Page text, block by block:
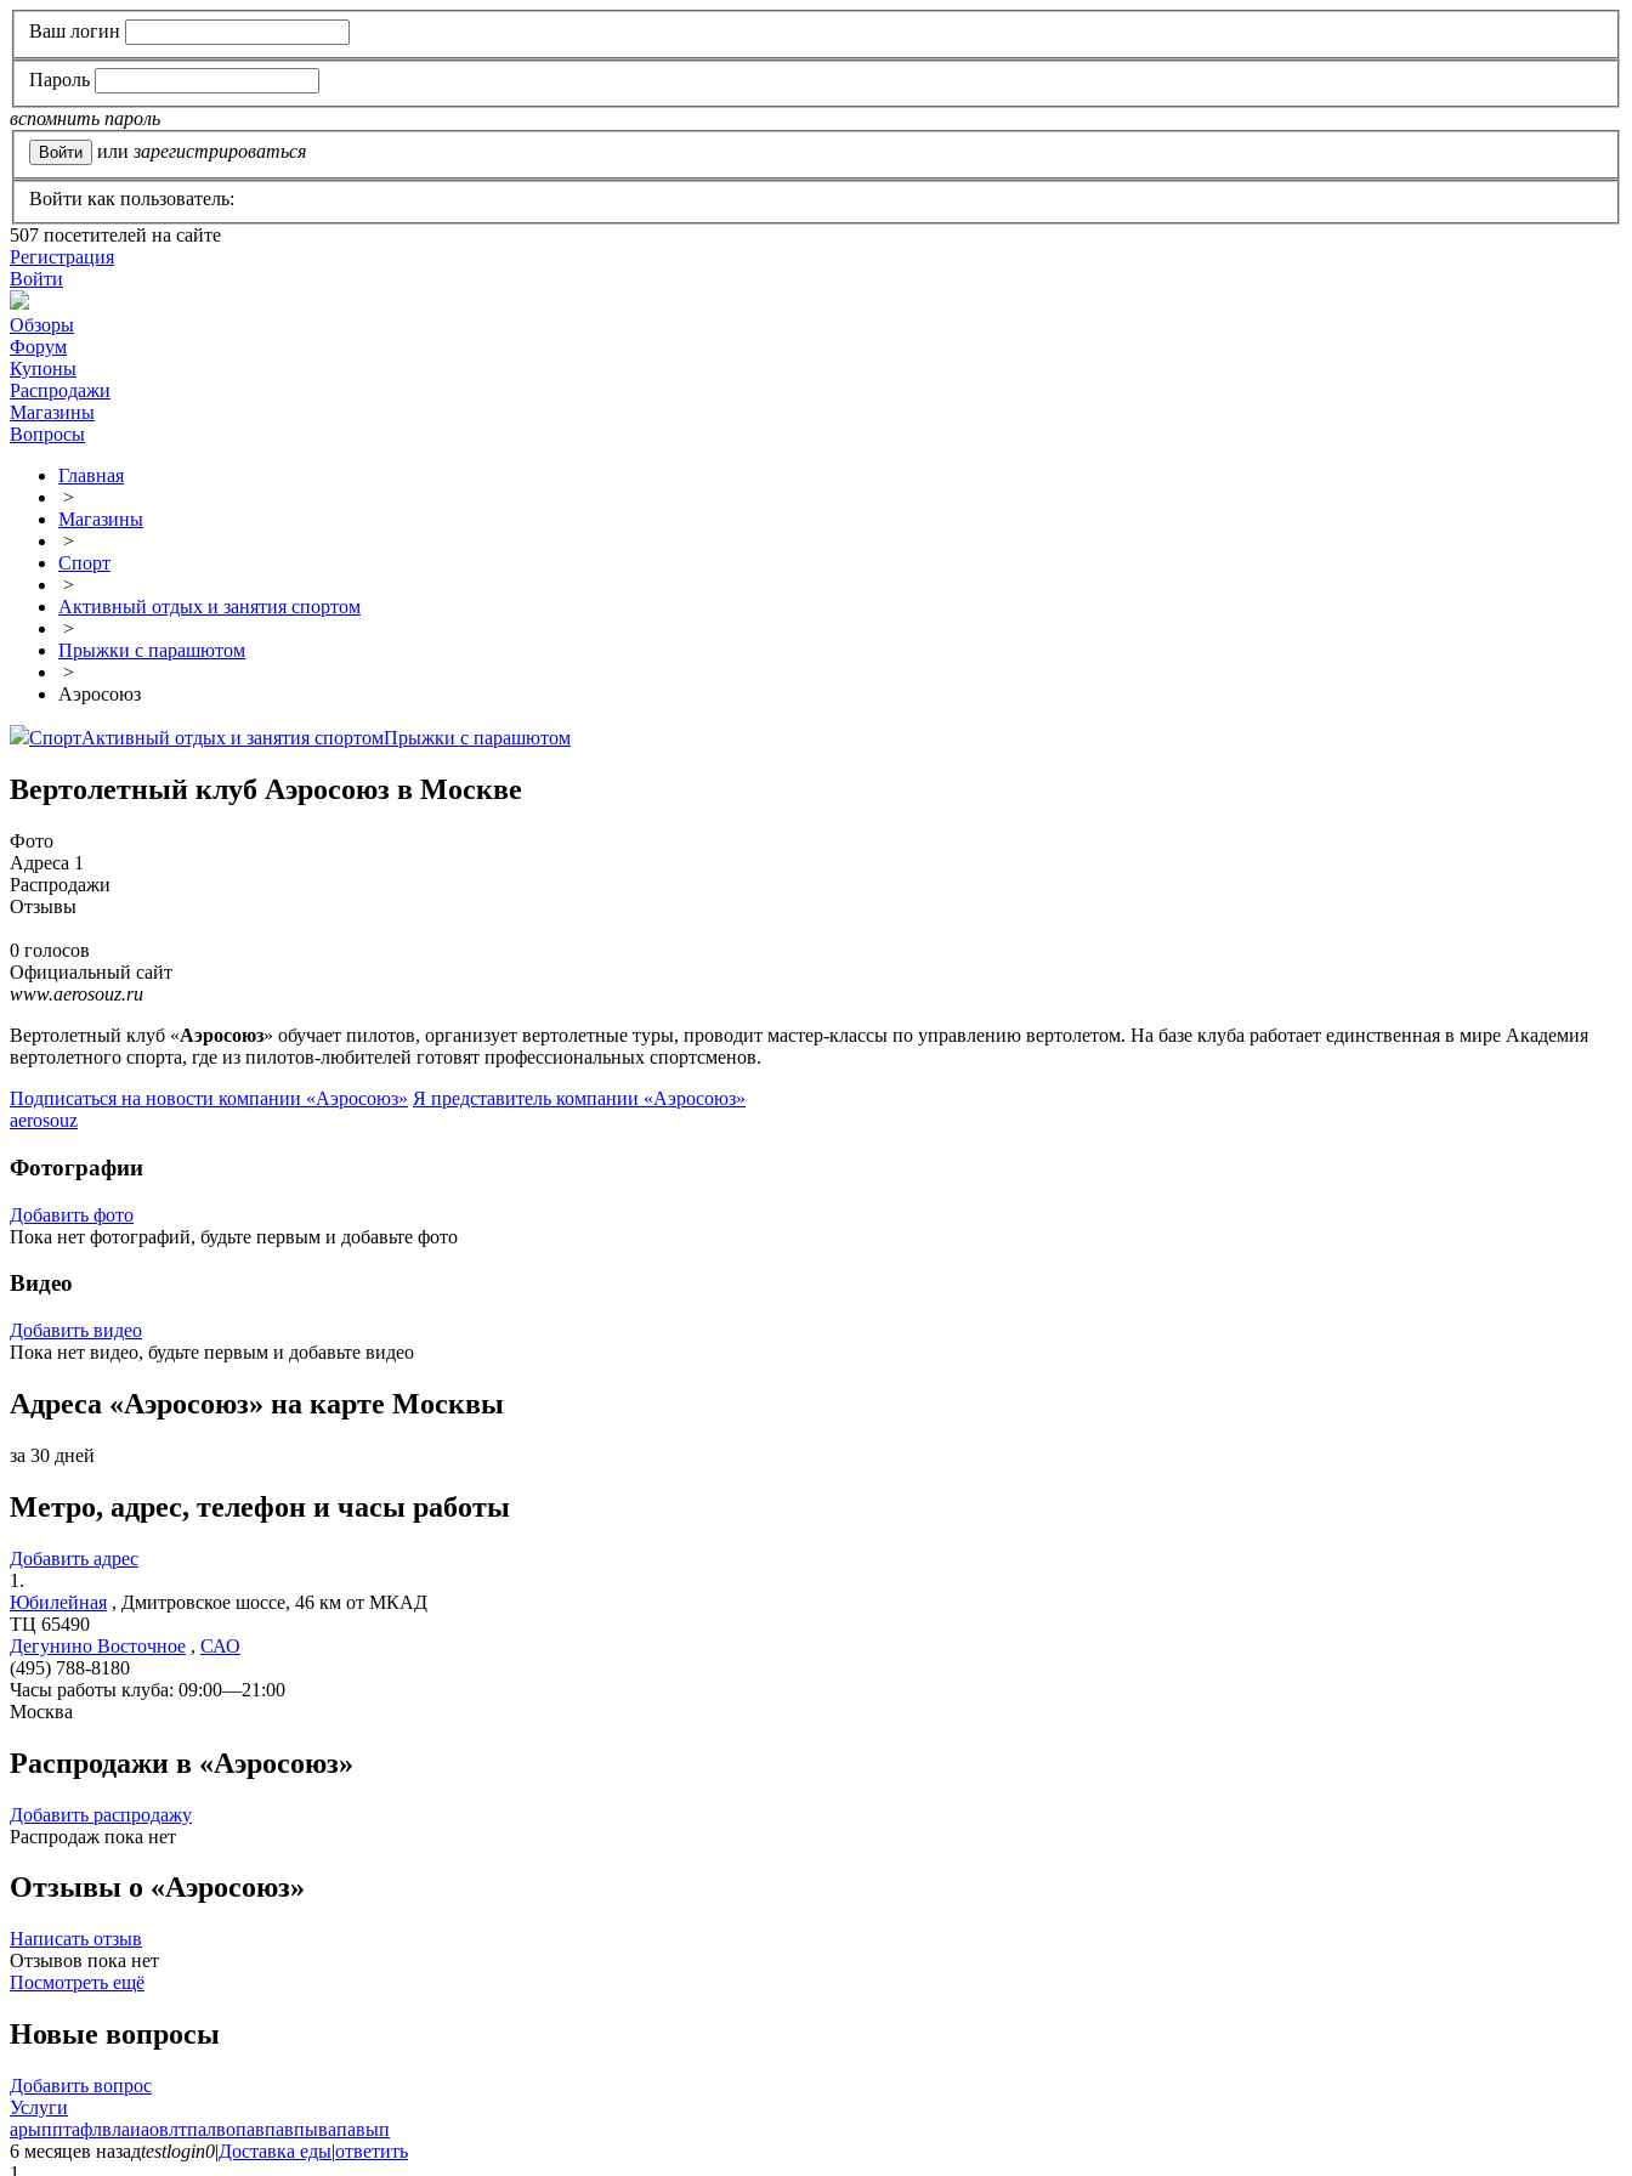
Ваш логин
Пароль
вспомнить пароль
или зарегистрироваться
Войти как пользователь:
507 посетителей на сайте
Регистрация
Войти
Обзоры
Форум
Купоны
Распродажи
Магазины
Вопросы
Главная
>
Магазины
>
Спорт
>
Активный отдых и занятия спортом
>
Прыжки с парашютом
>
Аэросоюз
СпортАктивный отдых и занятия спортомПрыжки с парашютом
Вертолетный клуб Аэросоюз в Москве
Фото
Адреса 1
Распродажи
Отзывы
0 голосов
Официальный сайт
www.aerosouz.ru
Вертолетный клуб «Аэросоюз» обучает пилотов, организует вертолетные туры, проводит мастер-классы по управлению вертолетом. На базе клуба работает единственная в мире Академия
вертолетного спорта, где из пилотов-любителей готовят профессиональных спортсменов.
Подписаться на новости компании «Аэросоюз» Я представитель компании «Аэросоюз»
aerosouz
Фотографии
Добавить фото
Пока нет фотографий, будьте первым и добавьте фото
Видео
Добавить видео
Пока нет видео, будьте первым и добавьте видео
Адреса «Аэросоюз» на карте Москвы
за 30 дней
Метро, адрес, телефон и часы работы
Добавить адрес
1.
Юбилейная , Дмитровское шоссе, 46 км от МКАД
ТЦ 65490
Дегунино Восточное , САО
(495) 788-8180
Часы работы клуба: 09:00—21:00
Москва
Распродажи в «Аэросоюз»
Добавить распродажу
Распродаж пока нет
Отзывы о «Аэросоюз»
Написать отзыв
Отзывов пока нет
Посмотреть ещё
Новые вопросы
Добавить вопрос
Услуги
арыпптафлвлаиаовлтпалвопавпавпывапавып
6 месяцев назадtestlogin0|Доставка еды|ответить